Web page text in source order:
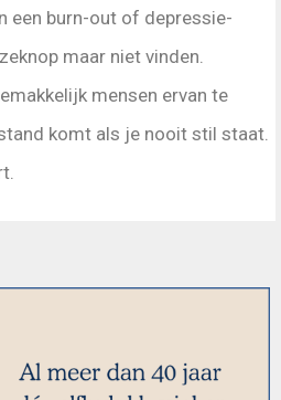
een burn-out of depressie-
maar niet vinden.
mensen ervan te
komt als je nooit stil staat.